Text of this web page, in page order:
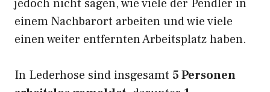
jedoch nicht sagen, wie viele der Pendler in
einem Nachbarort arbeiten und wie viele
einen weiter entfernten Arbeitsplatz haben.
In Lederhose sind insgesamt 5 Personen